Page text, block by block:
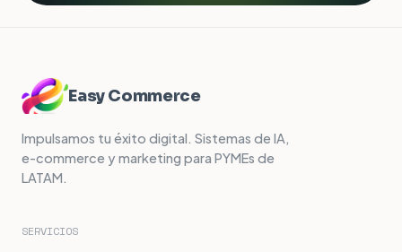
Easy Commerce
Impulsamos tu éxito digital. Sistemas de IA,
e-commerce y marketing para PYMEs de
LATAM.
SERVICIOS